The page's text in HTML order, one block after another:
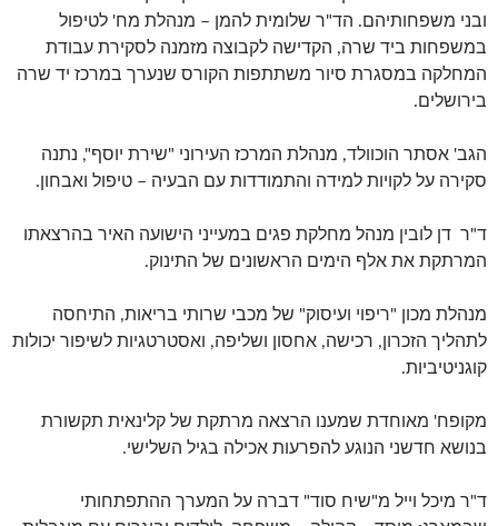
ובני משפחותיהם. הד"ר שלומית להמן – מנהלת מח' לטיפול
במשפחות ביד שרה, הקדישה לקבוצה מזמנה לסקירת עבודת
המחלקה במסגרת סיור משתתפות הקורס שנערך במרכז יד שרה
בירושלים.
הגב' אסתר הוכוולד, מנהלת המרכז העירוני "שירת יוסף", נתנה
סקירה על לקויות למידה והתמודדות עם הבעיה – טיפול ואבחון.
ד"ר דן לובין מנהל מחלקת פגים במעייני הישועה האיר בהרצאתו
המרתקת את אלף הימים הראשונים של התינוק.
מנהלת מכון "ריפוי ועיסוק" של מכבי שרותי בריאות, התיחסה
לתהליך הזכרון, רכישה, אחסון ושליפה, ואסטרטגיות לשיפור יכולות
קוגניטיביות.
מקופח' מאוחדת שמענו הרצאה מרתקת של קלינאית תקשורת
בנושא חדשני הנוגע להפרעות אכילה בגיל השלישי.
ד"ר מיכל וייל מ"שיח סוד" דברה על המערך ההתפתחותי